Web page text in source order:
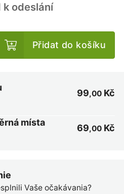
odeslání
Přidat do košíku
99,00 Kč
místa
69,00 Kč
Vaše očakávania?